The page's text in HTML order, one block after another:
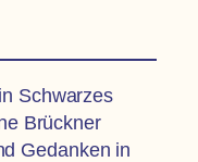
Schwarzes
Brückner
Gedanken in